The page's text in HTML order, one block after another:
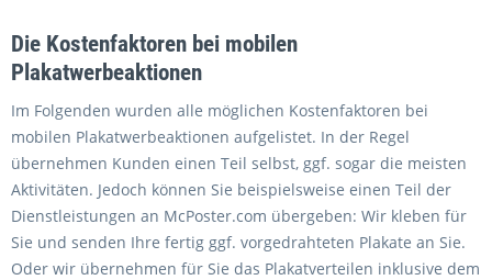
Die Kostenfaktoren bei mobilen
Plakatwerbeaktionen
Im Folgenden wurden alle möglichen Kostenfaktoren bei
mobilen Plakatwerbeaktionen aufgelistet. In der Regel
übernehmen Kunden einen Teil selbst, ggf. sogar die meisten
Aktivitäten. Jedoch können Sie beispielsweise einen Teil der
Dienstleistungen an McPoster.com übergeben: Wir kleben für
Sie und senden Ihre fertig ggf. vorgedrahteten Plakate an Sie.
Oder wir übernehmen für Sie das Plakatverteilen inklusive dem